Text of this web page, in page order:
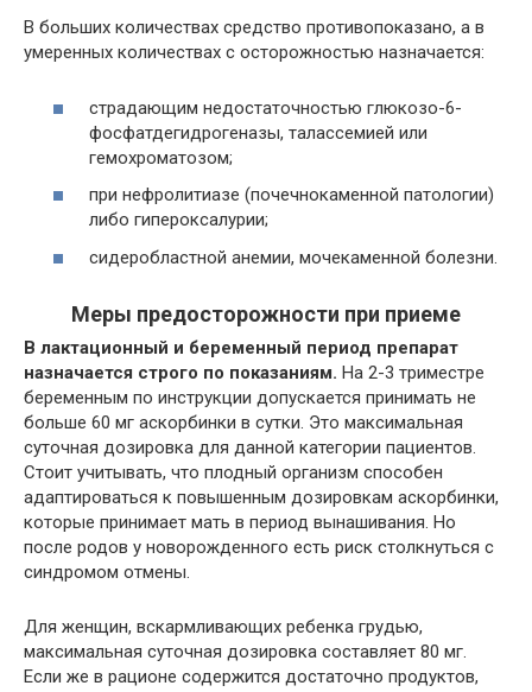
В больших количествах средство противопоказано, а в
умеренных количествах с осторожностью назначается:
страдающим недостаточностью глюкозо-6-
фосфатдегидрогеназы, талассемией или
гемохроматозом;
при нефролитиазе (почечнокаменной патологии)
либо гипероксалурии;
сидеробластной анемии, мочекаменной болезни.
Меры предосторожности при приеме
В лактационный и беременный период препарат
назначается строго по показаниям. На 2-3 триместре
беременным по инструкции допускается принимать не
больше 60 мг аскорбинки в сутки. Это максимальная
суточная дозировка для данной категории пациентов.
Стоит учитывать, что плодный организм способен
адаптироваться к повышенным дозировкам аскорбинки,
которые принимает мать в период вынашивания. Но
после родов у новорожденного есть риск столкнуться с
синдромом отмены.
Для женщин, вскармливающих ребенка грудью,
максимальная суточная дозировка составляет 80 мг.
Если же в рационе содержится достаточно продуктов,